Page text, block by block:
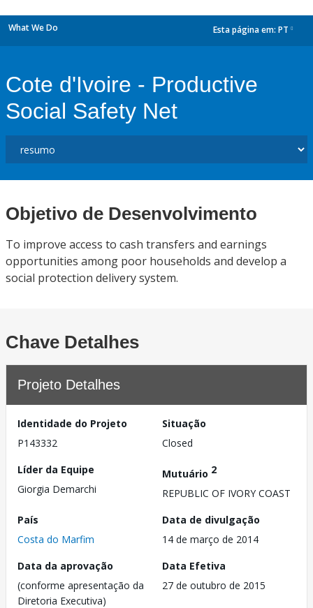
What We Do Esta página em: PT
Cote d'Ivoire - Productive
Social Safety Net
Objetivo de Desenvolvimento
To improve access to cash transfers and earnings
opportunities among poor households and develop a
social protection delivery system.
Chave Detalhes
Projeto Detalhes
Identidade do Projeto
P143332
Situação
Closed
Líder da Equipe
Giorgia Demarchi
Mutuário 2
REPUBLIC OF IVORY COAST
País
Costa do Marfim
Data de divulgação
14 de março de 2014
Data da aprovação
(conforme apresentação da
Diretoria Executiva)
Data Efetiva
27 de outubro de 2015